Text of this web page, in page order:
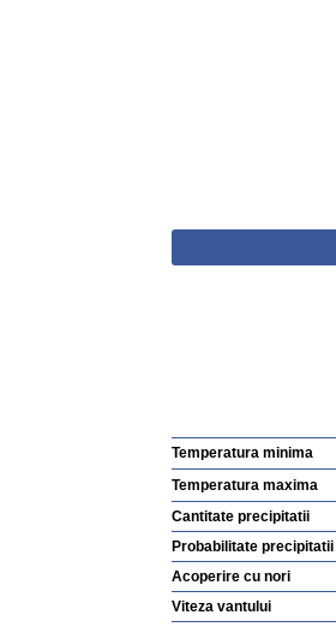
Temperatura minima
Temperatura maxima
Cantitate precipitatii
Probabilitate precipitatii
Acoperire cu nori
Viteza vantului